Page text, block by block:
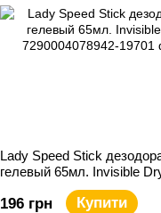
Lady Speed Stick
гелевый 65мл. Invisible
196 грн Купити